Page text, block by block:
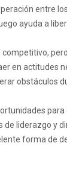
entre
ayuda a
competitivo,
en actitudes
obstáculos
liderazgo y
forma de